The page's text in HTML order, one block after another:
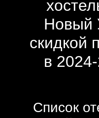
Новый
скидкой
в
Список